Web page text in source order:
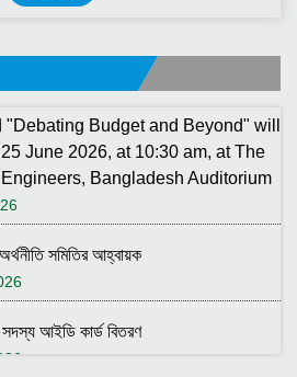
Budget and Beyond" will
June 2026, at 10:30 am, at The
Bangladesh Auditorium
অর্থনীতি সমিতির আহ্বায়ক
সদস্য আইডি কার্ড বিতরণ